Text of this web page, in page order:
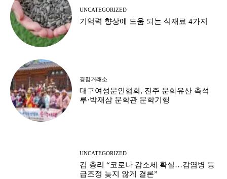
UNCATEGORIZED
기억력 향상에 도움 되는 식재료 4가지
경험거래소
대구여성문인협회, 진주 문화유산 촉석
루·박재삼 문학관 문학기행
UNCATEGORIZED
김 총리 “코로나 감소세 확실…감염병 등
급조정 늦지 않게 결론”